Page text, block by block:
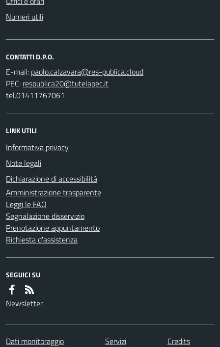
Numeri utili
CONTATTI D.P.O.
E-mail:
PEC:
tel.01411767061
LINK UTILI
Informativa privacy
Note legali
Dichiarazione di accessibilità
Amministrazione trasparente
Leggi le FAQ
Segnalazione disservizio
Prenotazione appuntamento
Richiesta d'assistenza
SEGUICI SU
Newsletter
Dati monitoraggio Servizi
Credits